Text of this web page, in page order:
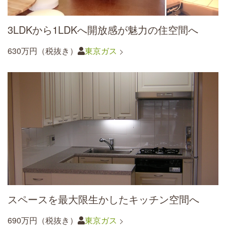
3LDKから1LDKへ開放感が魅力の住空間へ
630万円（税抜き） 東京ガス
スペースを最大限生かしたキッチン空間へ
690万円（税抜き） 東京ガス